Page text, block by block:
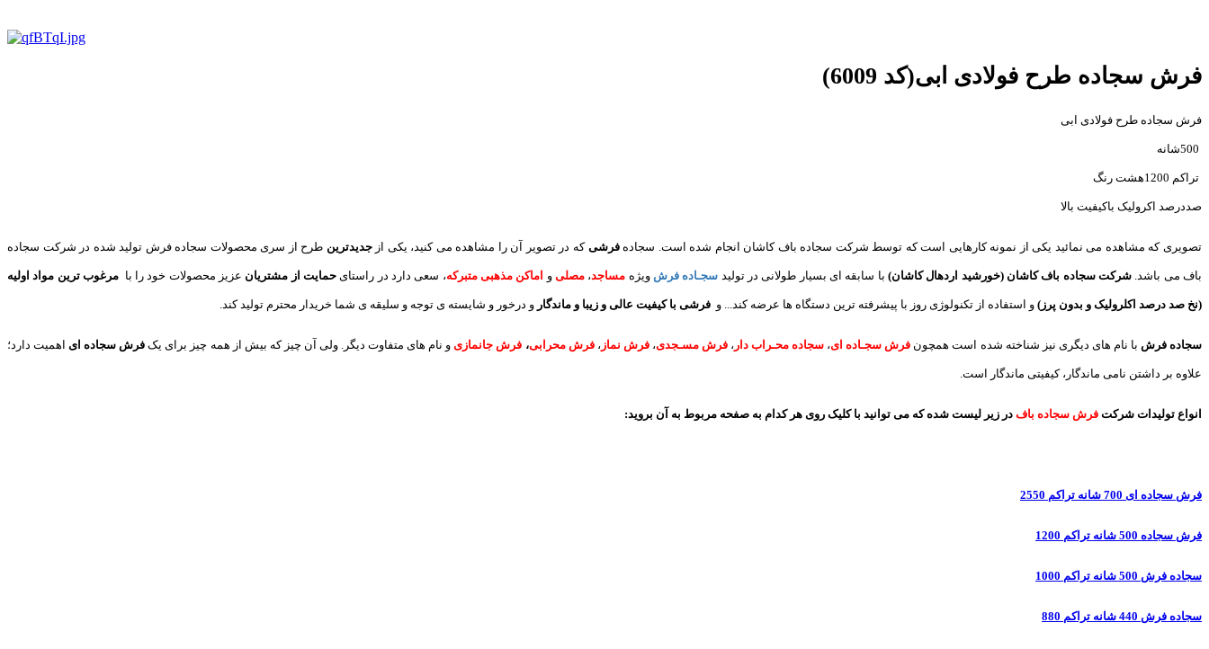
فرش سجاده طرح فولادی ابی(کد 6009)
فرش سجاده طرح فولادی ابی
تراکم 1200هشت رنگ
صددرصد اکرولیک باکیفیت بالا
تصویری که مشاهده می نمائید یکی از نمونه کارهایی است که توسط شرکت سجاده باف کاشان انجام شده است. سجاده فرشی که در تصویر آن را مشاهده می کنید، یکی ازجدیدترین طرح از سری محصولات سجاده فرش تولید شده در شرکت سجاده
باف می باشد. شرکت سجاده باف کاشان (خورشید اردهال کاشان)با سابقه ای بسیار طولانی در تولید سجـاده فرش ویژه مساجد، مصلی و اماکن مذهبی متبرکه، سعی دارد در راستای حمایت از مشتریان عزیز محصولات خود را با مرغوب ترین مواد اولیه
(نخ صد درصد اکلرولیک و بدون پرز) و استفاده از تکنولوژی روز با پیشرفته ترین دستگاه ها عرضه کند... و فرشی با کیفیت عالی و زیبا و ماندگار و درخور و شایسته ی توجه و سلیقه ی شما خریدار محترم تولید کند.
سجاده فرش با نام های دیگری نیز شناخته شده است همچون فرش سجـاده ای، سجاده محـراب دار ،فرش مسـجدی،فرش نماز ،فرش محرابی، فرش جانمازیو نام های متفاوت دیگر. ولی آن چیز که بیش از همه چیز برای یک فرش سجاده ایاهمیت دارد؛
علاوه بر داشتن نامی ماندگار، کیفیتی ماندگار است.
انواع تولیدات شرکت فرش سجاده باف در زیر لیست شده که می توانید با کلیک روی هر کدام به صفحه مربوط به آن بروید:
فرش سجاده ای 700 شانه تراکم 2550
فرش سجاده 500 شانه تراکم 1200
سجاده فرش 500 شانه تراکم 1000
سجاده فرش 440 شانه تراکم 880